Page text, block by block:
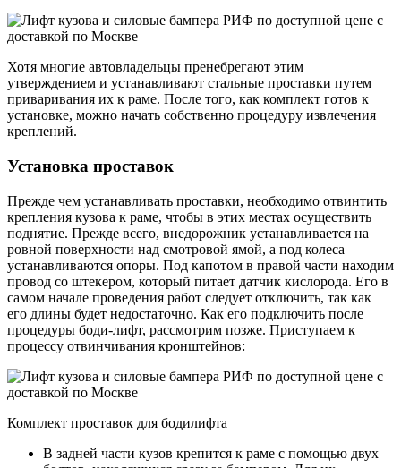
Хотя многие автовладельцы пренебрегают этим
утверждением и устанавливают стальные проставки путем
приваривания их к раме. После того, как комплект готов к
установке, можно начать собственно процедуру извлечения
креплений.
Установка проставок
Прежде чем устанавливать проставки, необходимо отвинтить
крепления кузова к раме, чтобы в этих местах осуществить
поднятие. Прежде всего, внедорожник устанавливается на
ровной поверхности над смотровой ямой, а под колеса
устанавливаются опоры. Под капотом в правой части находим
провод со штекером, который питает датчик кислорода. Его в
самом начале проведения работ следует отключить, так как
его длины будет недостаточно. Как его подключить после
процедуры боди-лифт, рассмотрим позже. Приступаем к
процессу отвинчивания кронштейнов:
Комплект проставок для бодилифта
В задней части кузов крепится к раме с помощью двух